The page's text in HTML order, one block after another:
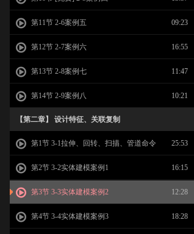
第11节 2-6案例五 09:23
第12节 2-7案例六 16:55
第13节 2-8案例七 11:47
第14节 2-9案例八 10:21
【第二章】 设计特征、关联复制
第1节 3-1拉伸、回转、扫描、管道命令 25:53
第2节 3-2实体建模案例1 16:15
第3节 3-3实体建模案例2 12:28
第4节 3-4实体建模案例3 18:28